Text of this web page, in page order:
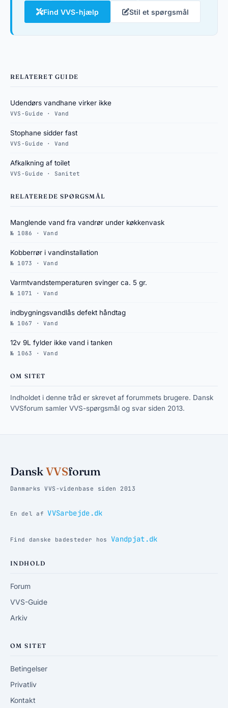
Find VVS-hjælp Stil et spørgsmål
RELATERET GUIDE
Udendørs vandhane virker ikke
VVS-Guide · Vand
Stophane sidder fast
VVS-Guide · Vand
Afkalkning af toilet
VVS-Guide · Sanitet
RELATEREDE SPØRGSMÅL
Manglende vand fra vandrør under køkkenvask
№ 1086 · Vand
Kobberrør i vandinstallation
№ 1073 · Vand
Varmtvandstemperaturen svinger ca. 5 gr.
№ 1071 · Vand
indbygningsvandlås defekt håndtag
№ 1067 · Vand
12v 9L fylder ikke vand i tanken
№ 1063 · Vand
OM SITET
Indholdet i denne tråd er skrevet af forummets brugere. Dansk
VVSforum samler VVS-spørgsmål og svar siden 2013.
DanskVVSforum
Danmarks VVS-videnbase siden 2013
En del af VVSarbejde.dk
Find danske badesteder hos Vandpjat.dk
INDHOLD
Forum
VVS-Guide
Arkiv
OM SITET
Betingelser
Privatliv
Kontakt